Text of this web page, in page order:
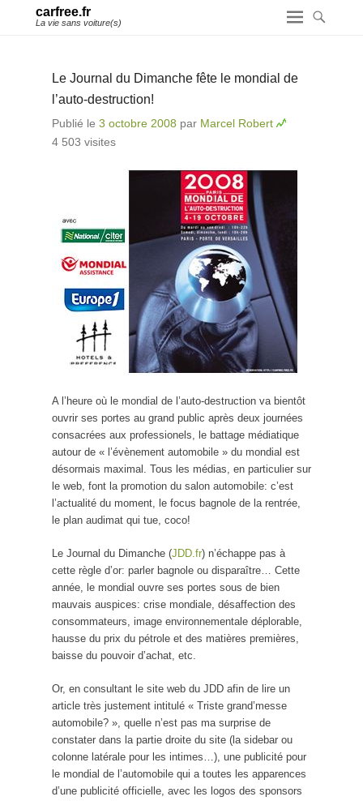
carfree.fr
La vie sans voiture(s)
Le Journal du Dimanche fête le mondial de
l’auto-destruction!
Publié le 3 octobre 2008 par Marcel Robert
4 503 visites
A l’heure où le mondial de l’auto-destruction va bientôt
ouvrir ses portes au grand public après deux journées
consacrées aux professionels, le battage médiatique
autour de « l’évènement automobile » du mondial est
désormais maximal. Tous les médias, en particulier sur
le web, font la promotion du salon automobile: c’est
l’actualité du moment, le focus bagnole de la rentrée,
le plan audimat qui tue, coco!
Le Journal du Dimanche (JDD.fr) n’échappe pas à
cette règle d’or: parler bagnole ou disparaître… Cette
année, le mondial ouvre ses portes sous de bien
mauvais auspices: crise mondiale, désaffection des
consommateurs, image environnementale déplorable,
hausse du prix du pétrole et des matières premières,
baisse du pouvoir d’achat, etc.
Or, en consultant le site web du JDD afin de lire un
article très justement intitulé « Triste grand’messe
automobile? », quelle n’est pas ma surprise de
constater dans la partie droite du site (la sidebar ou
colonne latérale pour les intimes…), une publicité pour
le mondial de l’automobile qui a toutes les apparences
d’une publicité officielle, avec les logos des sponsors